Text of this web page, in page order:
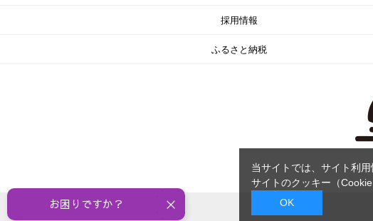
採用情報
ふるさと納税
当サイトでは、サイト利
サイトのクッキー（Cookie
OK
お困りですか？